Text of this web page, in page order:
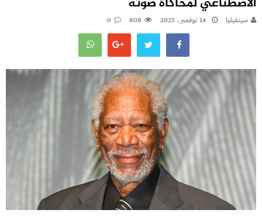
سينفيليا 14 نوفمبر، 2025 808
0